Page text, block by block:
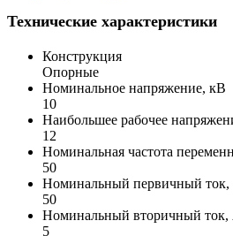
Технические характеристики
Конструкция
Опорные
Номинальное напряжение, кВ
10
Наибольшее рабочее
12
Номинальная частота
50
Номинальный первичный ток,
50
Номинальный вторичный ток,
5